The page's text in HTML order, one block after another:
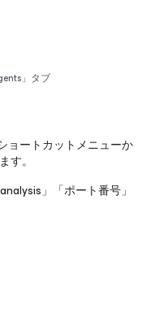
」タブ
ョートカットメニューか
す。
」「ポート番号」